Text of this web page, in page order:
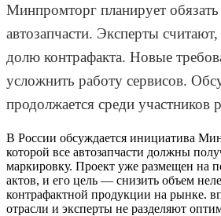
Минпромторг планирует
автозапчасти. Эксперты
долю контрафакта. Новые
усложнить работу сервисов.
продолжается среди участников
В России обсуждается инициатива
которой все автозапчасти должны
маркировку. Проект уже размещен на
актов, и его цель — снизить объем
контрафактной продукции на рынке.
отрасли и эксперты не разделяют